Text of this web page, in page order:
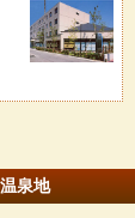
泉地